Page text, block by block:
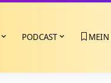
PODCAST MEIN